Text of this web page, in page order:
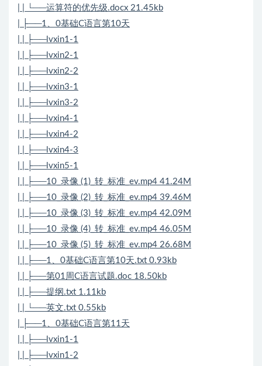
| | └──运算符的优先级.docx 21.45kb
| ├──1、0基础C语言第10天
| | ├──lvxin1-1
| | ├──lvxin2-1
| | ├──lvxin2-2
| | ├──lvxin3-1
| | ├──lvxin3-2
| | ├──lvxin4-1
| | ├──lvxin4-2
| | ├──lvxin4-3
| | ├──lvxin5-1
| | ├──10_录像 (1)_转_标准_ev.mp4 41.24M
| | ├──10_录像 (2)_转_标准_ev.mp4 39.46M
| | ├──10_录像 (3)_转_标准_ev.mp4 42.09M
| | ├──10_录像 (4)_转_标准_ev.mp4 46.05M
| | ├──10_录像 (5)_转_标准_ev.mp4 26.68M
| | ├──1、0基础C语言第10天.txt 0.93kb
| | ├──第01周C语言试题.doc 18.50kb
| | ├──提纲.txt 1.11kb
| | └──英文.txt 0.55kb
| ├──1、0基础C语言第11天
| | ├──lvxin1-1
| | ├──lvxin1-2